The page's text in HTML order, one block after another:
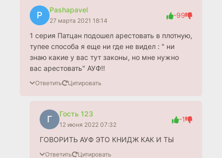
P
Pashapavel
27 марта 2021 18:14
-99
1 серия Патцан подошел арестовать в плотную,
тупее способа я еще ни где не видел : " ни
знаю какие у вас тут законы, но мне нужно
вас арестовать" АУФ!!
Ответить Цитировать
Г
Гость 123
12 июня 2022 07:32
-1
ГОВОРИТЬ АУФ ЭТО КНИДЖ КАК И ТЫ
Ответить Цитировать